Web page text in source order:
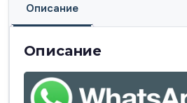
Описание
Описание